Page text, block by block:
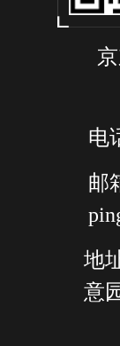
电
邮
地
意